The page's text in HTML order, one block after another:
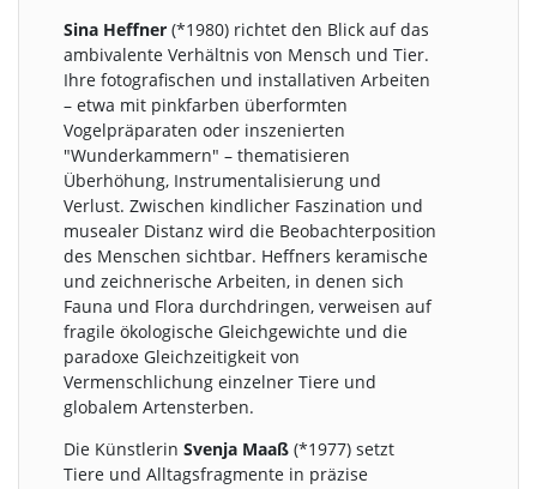
Sina Heffner (*1980) richtet den Blick auf das
ambivalente Verhältnis von Mensch und Tier.
Ihre fotografischen und installativen Arbeiten
– etwa mit pinkfarben überformten
Vogelpräparaten oder inszenierten
"Wunderkammern" – thematisieren
Überhöhung, Instrumentalisierung und
Verlust. Zwischen kindlicher Faszination und
musealer Distanz wird die Beobachterposition
des Menschen sichtbar. Heffners keramische
und zeichnerische Arbeiten, in denen sich
Fauna und Flora durchdringen, verweisen auf
fragile ökologische Gleichgewichte und die
paradoxe Gleichzeitigkeit von
Vermenschlichung einzelner Tiere und
globalem Artensterben.
Die KünstlerinSvenja Maaß (*1977) setzt
Tiere und Alltagsfragmente in präzise